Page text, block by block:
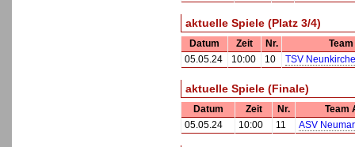
aktuelle Spiele (Platz 3/4)
Datum Zeit Nr.
05.05.24
10:00 10 TSV
aktuelle Spiele (Finale)
Datum Zeit Nr.
Team
05.05.24
10:00 11 ASV